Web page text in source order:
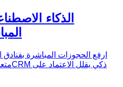
الذكاء
ارفع الحجوزات المباشرة